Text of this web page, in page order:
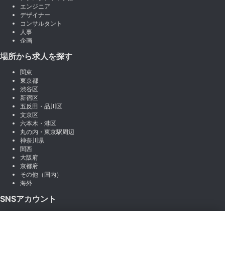
エンジニア
デザイナー
コンサルタント
人事
企画
場所から求人を探す
関東
東京都
渋谷区
新宿区
五反田・品川区
文京区
六本木・港区
丸の内・東京駅周辺
神奈川県
関西
大阪府
京都府
その他（国内）
海外
SNSアカウント